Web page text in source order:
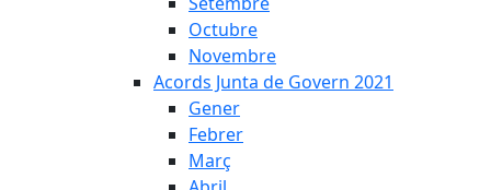
Octubre
Novembre
Acords Junta de Govern 2021
Gener
Febrer
Març